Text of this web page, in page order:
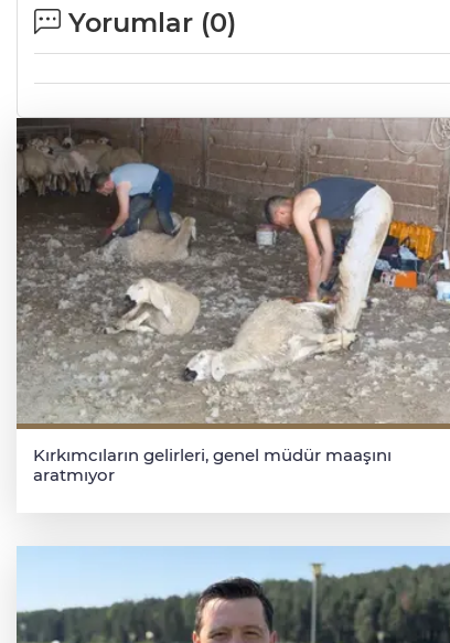
Yorumlar (0)
Kırkımcıların gelirleri, genel müdür maaşını
aratmıyor